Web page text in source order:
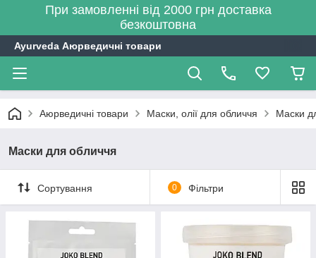
При замовленні від 2000 грн доставка
безкоштовна
Ayurveda Аюрведичні товари
Аюрведичні товари Маски, олії для обличчя Маски
Маски для обличчя
Сортування 0 Фільтри